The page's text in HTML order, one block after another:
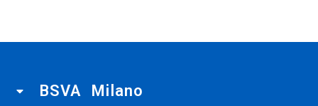
BSVA Milano